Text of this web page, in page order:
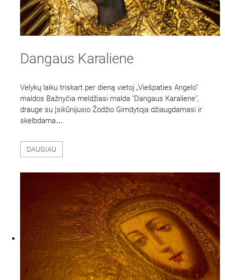
Dangaus Karaliene
Velykų laiku triskart per dieną vietoj „Viešpaties Angelo"
maldos Bažnyčia meldžiasi malda "Dangaus Karaliene",
drauge su Įsikūnijusio Žodžio Gimdytoja džiaugdamasi ir
skelbdama…
DAUGIAU